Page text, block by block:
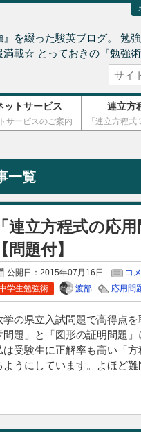
を綴った駿英ブログ。 勉
満載☆ とっておきの『勉強
ットサービス
サービスのご案内
連立方
一覧
「連立方程式の応
【問題付】
公開日：2015年07月16日
コ
学生勉強術
渡部 応用問
学の県立入試問題で高得点
問題」と「図形の証明問題
は受験生に正解率も高い「
ようにしています。よほど